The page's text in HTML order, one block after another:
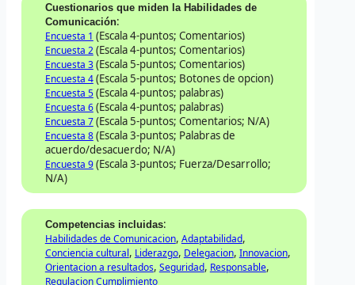
Cuestionarios que miden la Habilidades de
Comunicación:
Encuesta 1 (Escala 4-puntos; Comentarios)
Encuesta 2(Escala 4-puntos; Comentarios)
Encuesta 3(Escala 5-puntos; Comentarios)
Encuesta 4(Escala 5-puntos; Botones de opcion)
Encuesta 5(Escala 4-puntos; palabras)
Encuesta 6(Escala 4-puntos; palabras)
Encuesta 7(Escala 5-puntos; Comentarios; N/A)
Encuesta 8(Escala 3-puntos; Palabras de
acuerdo/desacuerdo; N/A)
Encuesta 9(Escala 3-puntos; Fuerza/Desarrollo;
N/A)
Competencias incluidas:
Habilidades de Comunicacion, Adaptabilidad,
Conciencia cultural, Liderazgo, Delegacion, Innovacion,
Orientacion a resultados, Seguridad, Responsable,
Regulacion Cumplimiento